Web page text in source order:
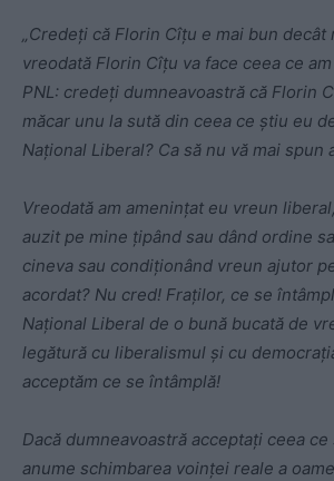
„Credeţi că Florin Cîţu e mai bun decât
vreodată Florin Cîţu va face ceea ce
PNL: credeţi dumneavoastră că Florin
măcar unu la sută din ceea ce ştiu eu
Naţional Liberal? Ca să nu vă mai
Vreodată am ameninţat eu vreun
auzit pe mine ţipând sau dând ordine
cineva sau condiţionând vreun ajutor
acordat? Nu cred! Fraţilor, ce se
Naţional Liberal de o bună bucată de
legătură cu liberalismul şi cu
acceptăm ce se întâmplă!
Dacă dumneavoastră acceptaţi ceea
anume schimbarea voinţei reale a